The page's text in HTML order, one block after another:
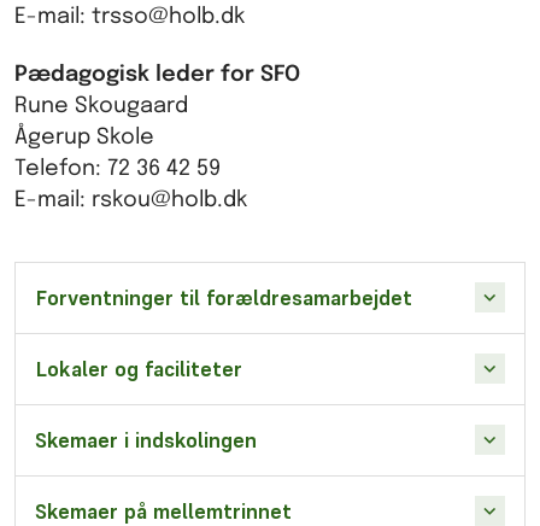
E-mail: trsso@holb.dk
Pædagogisk leder for SFO
Rune Skougaard
Ågerup Skole
Telefon: 72 36 42 59
E-mail: rskou@holb.dk
Forventninger til forældresamarbejdet
Lokaler og faciliteter
Skemaer i indskolingen
Skemaer på mellemtrinnet